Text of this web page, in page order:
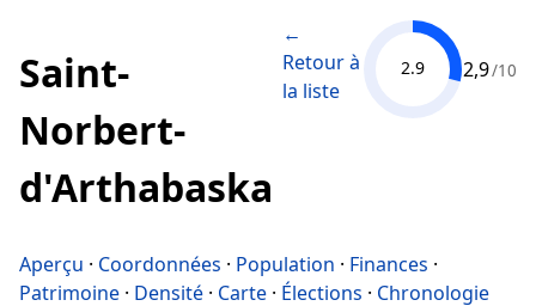
Saint-
Norbert-
d'Arthabaska
←
Retour à
la liste
2.9 2,9/10
Aperçu · Coordonnées · Population · Finances ·
Patrimoine · Densité · Carte · Élections · Chronologie